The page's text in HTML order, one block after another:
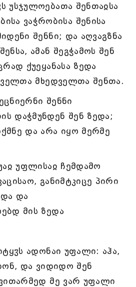
უსჯულოებათა შენთაჲსა
ვაჭრობისა შენისა
შენნი; და აღვაგზნა
ამან შეგჭამოს შენ
ქუეყანასა ზედა
მხედველთა შენთა.
შენნი
დაჭმუნდენ შენ ზედა;
და არა იყო მერმე
უფლისაჲ ჩემდამო
განიმტკიცე პირი
და
მის ზედა
ადონაი უფალი: აჰა,
და ვიდიდო შენ
მე ვარ უფალი